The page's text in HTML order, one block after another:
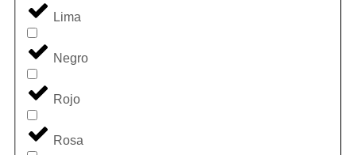
Lima
Negro
Rojo
Rosa